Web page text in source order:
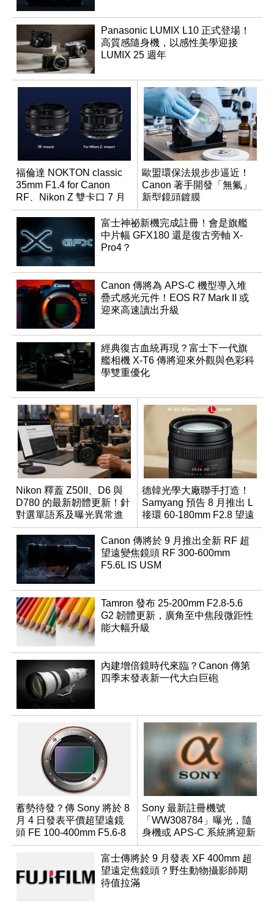
Panasonic LUMIX L10 正式登場！
高質感隨身機，以感性美學迎接
LUMIX 25 週年
福倫達 NOKTON classic
35mm F1.4 for Canon
RF、Nikon Z 雙卡口 7 月
同步登台
歐盟環保法規步步逼近！
Canon 著手開發「無氟」
新型鏡頭鍍膜
富士神祕新機完成註冊！會是旗艦
中片幅 GFX180 還是復古旁軸 X-
Pro4？
Canon 傳將為 APS-C 機型導入堆
疊式感光元件！EOS R7 Mark II 或
迎來高速讀出升級
經典復古血統再現？富士下一代旗
艦相機 X-T6 傳將迎來外觀與色彩科
學雙重優化
Nikon 釋蓋 Z50II、D6 與
D780 的最新韌體更新！針
對選單語系及曝光異常進
行修復
德韓光學大廠聯手打造！
Samyang 預告 8 月推出 L
接環 60-180mm F2.8 望遠
變焦鏡
Canon 傳將於 9 月推出全新 RF 超
望遠變焦鏡頭 RF 300-600mm
F5.6L IS USM
Tamron 發布 25-200mm F2.8-5.6
G2 韌體更新，廣角至中焦段微距性
能大幅升級
內建增倍鏡時代來臨？Canon 傳第
四季末發表新一代大白巨砲
蓄勢待發？傳 Sony 將於 8
月 4 日發表平價超望遠鏡
頭 FE 100-400mm F5.6-8
Sony 最新註冊機號
「WW308784」曝光，隨
身機或 APS-C 系統將迎新
成員？
富士傳將於 9 月發表 XF 400mm 超
望遠定焦鏡頭？野生動物攝影師期
待值拉滿